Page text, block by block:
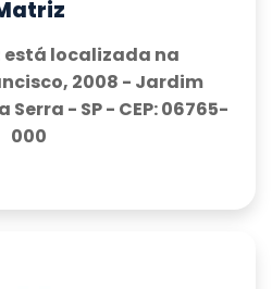
está localizada na
2008 - Jardim
- SP - CEP: 06765-
000